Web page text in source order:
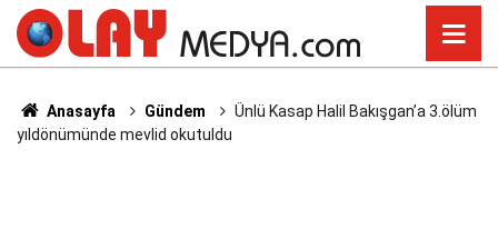
Anasayfa Gündem
Ünlü Kasap Halil Bakışgan’a 3.ölüm
yıldönümünde mevlid okutuldu